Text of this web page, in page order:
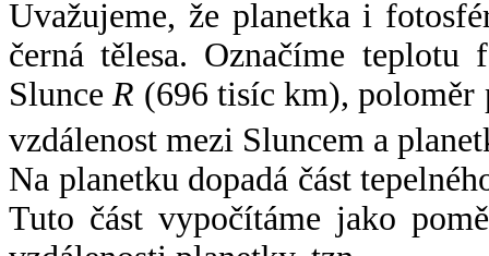
Uvažujeme, že planetka i
černá tělesa. Označíme
SlunceR (696 tisíc km),
vzdálenost mezi Sluncem a
Na planetku dopadá část
Tuto část vypočítáme jako